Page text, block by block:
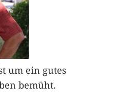
um ein gutes
bemüht.